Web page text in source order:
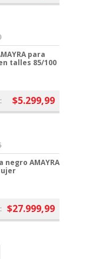
para
talles 85/100
$5.299,99
negro AMAYRA
$27.999,99